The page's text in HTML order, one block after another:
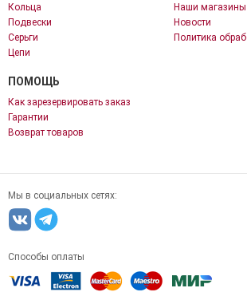
Кольца
Подвески
Серьги
Цепи
Наши магазины
Новости
Политика
ПОМОЩЬ
Как зарезервировать заказ
Гарантии
Возврат товаров
Мы в социальных сетях:
Способы оплаты